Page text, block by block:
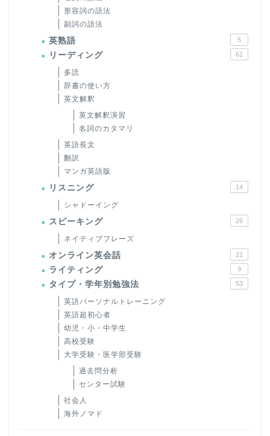
形容詞の語法
副詞の語法
英熟語 5
リーディング 61
多読
辞書の使い方
英文解釈
英文解釈演習
名詞のカタマリ
英語長文
翻訳
マンガ英語版
リスニング 14
シャドーイング
スピーキング 26
ネイティブフレーズ
オンライン英会話 21
ライティング 9
タイプ・学年別勉強法 53
英語パーソナルトレーニング
英語超初心者
幼児・小・中学生
高校受験
大学受験・医学部受験
過去問分析
センター試験
社会人
海外ノマド